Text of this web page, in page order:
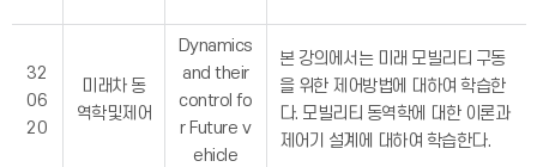
32
06
20
미래차 동
역학및제어
Dynamics
and their
control fo
r Future v
ehicle
본 강의에서는 미래 모빌리티 구동
을 위한 제어방법에 대하여 학습한
다. 모빌리티 동역학에 대한 이론과
제어기 설계에 대하여 학습한다.